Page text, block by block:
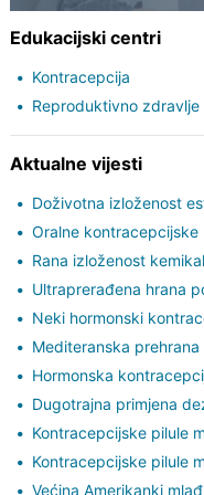
Edukacijski centri
Kontracepcija
Reproduktivno zdravlje
Aktualne vijesti
Doživotna izloženost
Oralne
Rana izloženost
Ultraprerađena hrana
Neki hormonski
Mediteranska
Hormonska
Dugotrajna primjena
Kontracepcijske pilule
Kontracepcijske pilule
Većina Amerikanki